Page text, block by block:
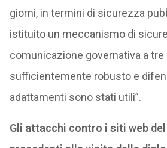
giorni, in termini di sicurezza
istituito un meccanismo di
comunicazione governativa a tre
sufficientemente robusto e
adattamenti sono stati utili”.
Gli attacchi contro i siti web